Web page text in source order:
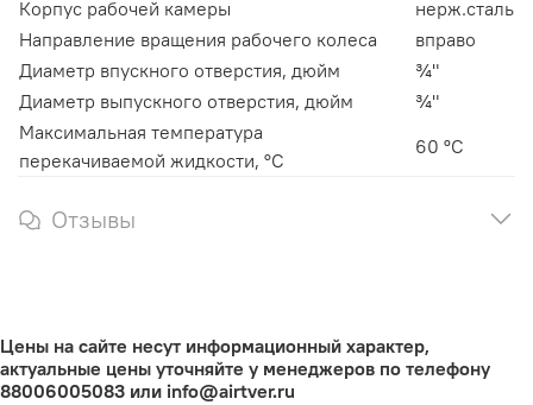
Корпус рабочей камеры
нерж.сталь
Направление вращения рабочего колеса
вправо
Диаметр впускного отверстия, дюйм
¾"
Диаметр выпускного отверстия, дюйм
¾"
Максимальная температура
перекачиваемой жидкости, °C
60 ºС
Отзывы
Цены на сайте несут информационный характер,
актуальные цены уточняйте у менеджеров по телефону
88006005083 или info@airtver.ru